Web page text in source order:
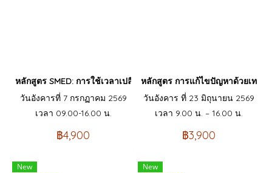
หลักสูตร SMED: การใช้เวลาเปลี่ยนรุ่นการผลิตเป็นเลขหลักเดียว
วันอังคารที่ 7 กรกฏาคม 2569
เวลา 09.00-16.00 น.
฿4,900
หลักสูตร การแก้ไขปัญหาด้วยเทคนิ
วันอังคาร ที่ 23 มิถุนายน 2569
เวลา 9.00 น. – 16.00 น.
฿3,900
New
New